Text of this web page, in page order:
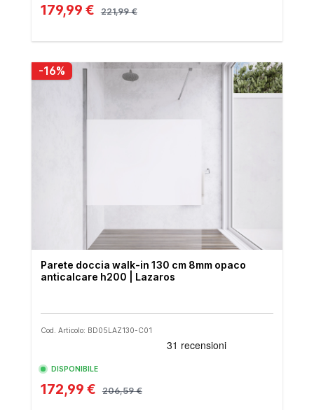
179,99 € 221,99 €
-16%
Parete doccia walk-in 130 cm 8mm opaco
anticalcare h200 | Lazaros
Cod. Articolo: BD05LAZ130-C01
DISPONIBILE
172,99 € 206,59 €